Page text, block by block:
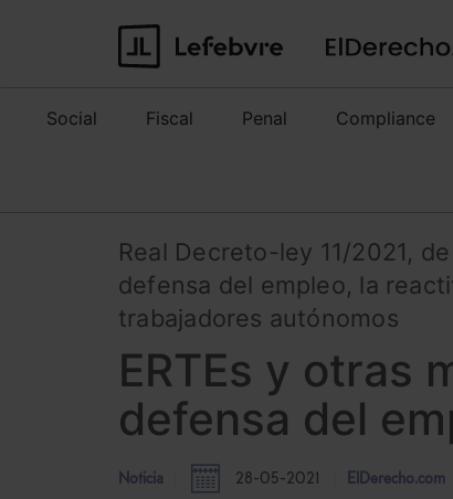
Social Fiscal Penal Compliance
Real Decreto-ley 11/2021,
defensa del empleo, la
trabajadores autónomos
ERTEs y otras
defensa del
Noticia 28-05-2021 ElDerecho.com